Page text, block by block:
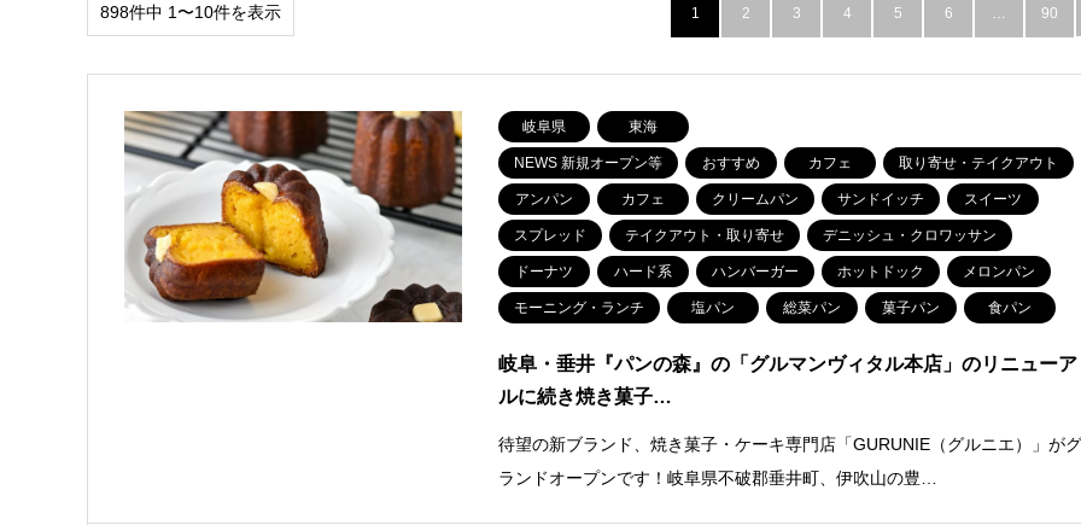
898件中 1〜10件を表示 1 2 3 4 5 6 … 90
岐阜県 東海
NEWS 新規オープン等 おすすめ カフェ 取り寄せ・テイクアウト
アンパン カフェ クリームパン サンドイッチ スイーツ
スプレッド テイクアウト・取り寄せ デニッシュ・クロワッサン
ドーナツ ハード系 ハンバーガー ホットドック メロンパン
モーニング・ランチ 塩パン 総菜パン 菓子パン 食パン
岐阜・垂井『パンの森』の「グルマンヴィタル本店」のリニューア
ルに続き焼き菓子…
待望の新ブランド、焼き菓子・ケーキ専門店「GURUNIE（グルニエ）」が
ランドオープンです！岐阜県不破郡垂井町、伊吹山の豊…